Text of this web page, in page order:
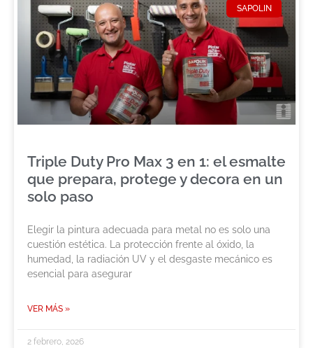
SAPOLIN
Triple Duty Pro Max 3 en 1: el esmalte
que prepara, protege y decora en un
solo paso
Elegir la pintura adecuada para metal no es solo una
cuestión estética. La protección frente al óxido, la
humedad, la radiación UV y el desgaste mecánico es
esencial para asegurar
VER MÁS »
2 febrero, 2026